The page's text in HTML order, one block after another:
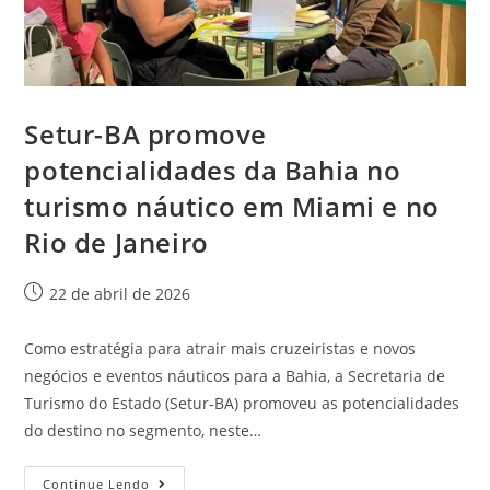
Setur-BA promove
potencialidades da Bahia no
turismo náutico em Miami e no
Rio de Janeiro
22 de abril de 2026
Como estratégia para atrair mais cruzeiristas e novos
negócios e eventos náuticos para a Bahia, a Secretaria de
Turismo do Estado (Setur-BA) promoveu as potencialidades
do destino no segmento, neste…
Continue Lendo